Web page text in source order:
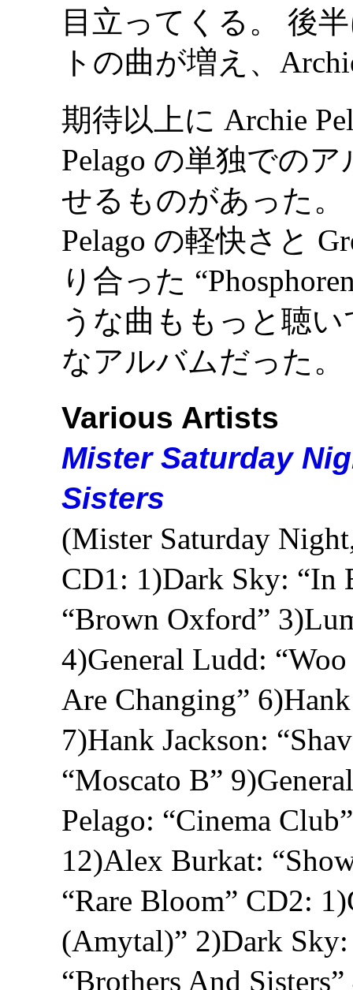
目立ってくる。 後
トの曲が増え、
期待以上に Archie
Pelago の単独での
せるものがあった
Pelago の軽快さと
り合った
うな曲ももっと聴
なアルバムだった。
Various Artists
Mister Saturday
Sisters
(Mister Saturday
CD1: 1)Dark Sky: “In
“Brown Oxford”
4)General Ludd:
Are Changing”
7)Hank Jackson:
“Moscato B”
Pelago: “Cinema
12)Alex Burkat:
“Rare Bloom” CD2:
(Amytal)” 2)Dark
“Brothers And